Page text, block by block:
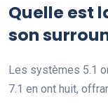
Quelle est
son
Les systèmes 5.1
7.1 en ont huit,